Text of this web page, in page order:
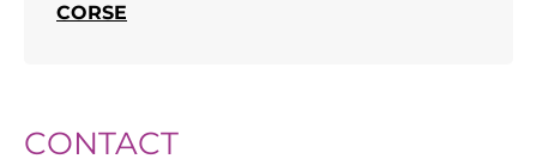
CORSE
CONTACT